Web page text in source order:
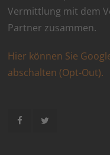
Vermittlung mit dem
Partner zusammen.
Hier können Sie
abschalten (Opt-Out).